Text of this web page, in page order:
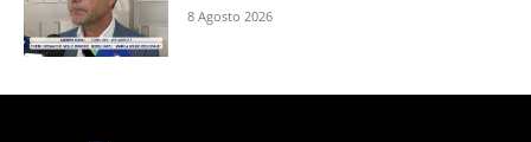
8 Agosto 2026